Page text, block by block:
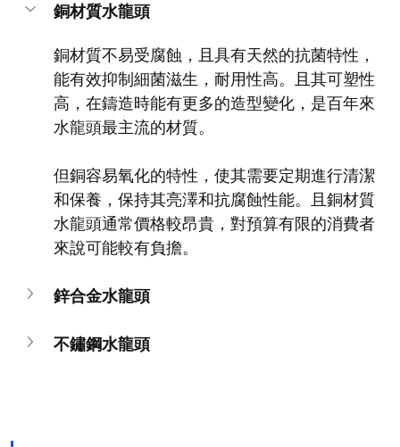
銅材質水龍頭
銅材質不易受腐蝕，且具有天然的抗菌特性，
能有效抑制細菌滋生，耐用性高。且其可塑性
高，在鑄造時能有更多的造型變化，是百年來
水龍頭最主流的材質。
但銅容易氧化的特性，使其需要定期進行清潔
和保養，保持其亮澤和抗腐蝕性能。且銅材質
水龍頭通常價格較昂貴，對預算有限的消費者
來說可能較有負擔。
鋅合金水龍頭
不鏽鋼水龍頭